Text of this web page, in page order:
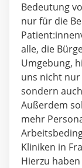
Bedeutung
nur für die
alle, die
Umgebung,
uns nicht nur
sondern
Außerdem
mehr
Kliniken in
Hierzu